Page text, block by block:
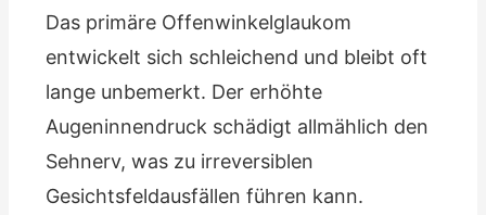
Das primäre Offenwinkelglaukom
entwickelt sich schleichend und bleibt oft
lange unbemerkt. Der erhöhte
Augeninnendruck schädigt allmählich den
Sehnerv, was zu irreversiblen
Gesichtsfeldausfällen führen kann.